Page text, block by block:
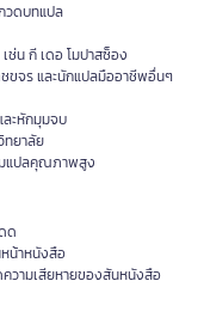
วดบทแปล
ช่น กี เดอ โมปาสซ็อง
จร และนักแปลมืออาชีพอื่นๆ
ะหักมุมจบ
ยาลัย
มแปลคุณภาพสูง
ด
หน้าหนังสือ
วามเสียหายของสันหนังสือ